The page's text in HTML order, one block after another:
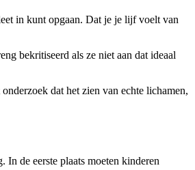
in kunt opgaan. Dat je je lijf voelt van
bekritiseerd als ze niet aan dat ideaal
dat het zien van echte lichamen,
de eerste plaats moeten kinderen